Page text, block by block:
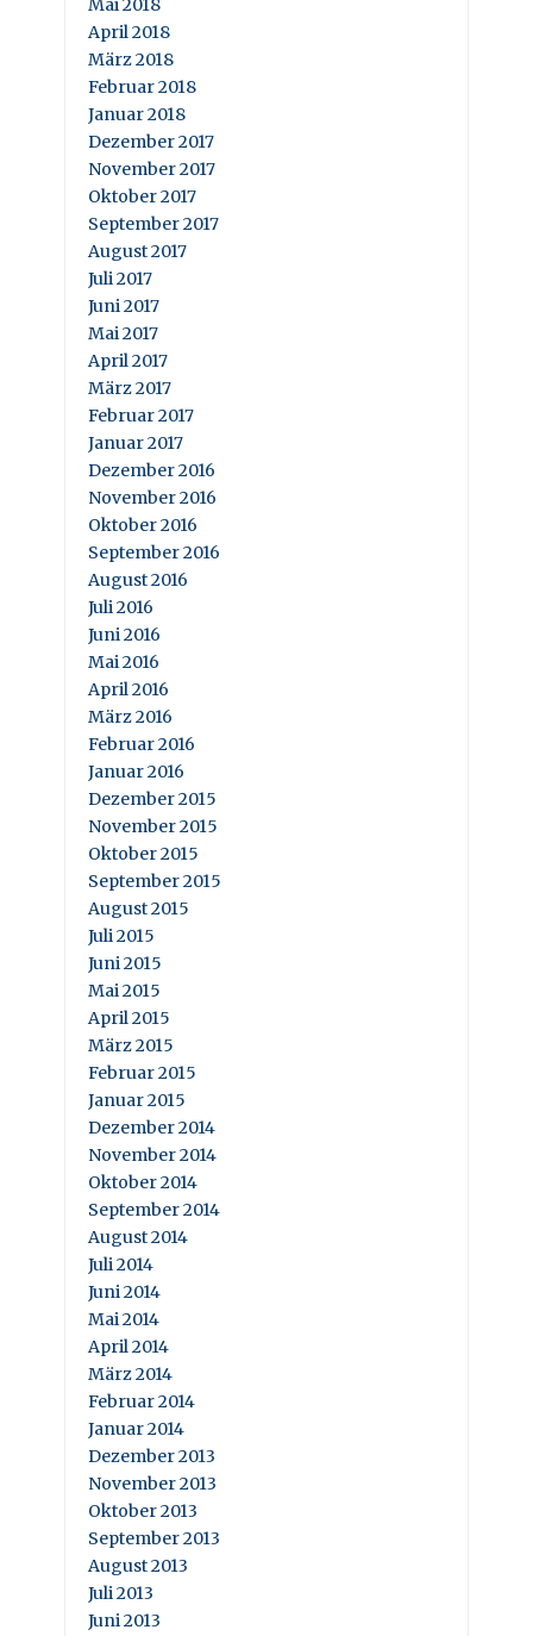
Mai 2018
April 2018
März 2018
Februar 2018
Januar 2018
Dezember 2017
November 2017
Oktober 2017
September 2017
August 2017
Juli 2017
Juni 2017
Mai 2017
April 2017
März 2017
Februar 2017
Januar 2017
Dezember 2016
November 2016
Oktober 2016
September 2016
August 2016
Juli 2016
Juni 2016
Mai 2016
April 2016
März 2016
Februar 2016
Januar 2016
Dezember 2015
November 2015
Oktober 2015
September 2015
August 2015
Juli 2015
Juni 2015
Mai 2015
April 2015
März 2015
Februar 2015
Januar 2015
Dezember 2014
November 2014
Oktober 2014
September 2014
August 2014
Juli 2014
Juni 2014
Mai 2014
April 2014
März 2014
Februar 2014
Januar 2014
Dezember 2013
November 2013
Oktober 2013
September 2013
August 2013
Juli 2013
Juni 2013